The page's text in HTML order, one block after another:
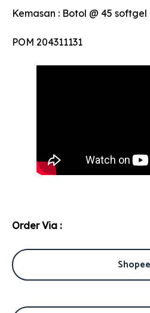
Kemasan : Botol @ 45 softgel
POM 204311131
Order Via :
Shopee